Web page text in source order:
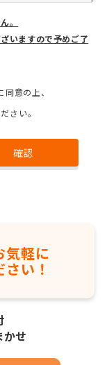
。
いますので予めご了
同意の上、
さい。
確認
気軽に
い！
せ